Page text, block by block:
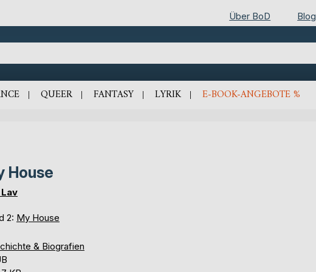
Über BoD Blog
QUEER FANTASY LYRIK E-BOOK-ANGEBOTE %
House
2: My House
& Biografien